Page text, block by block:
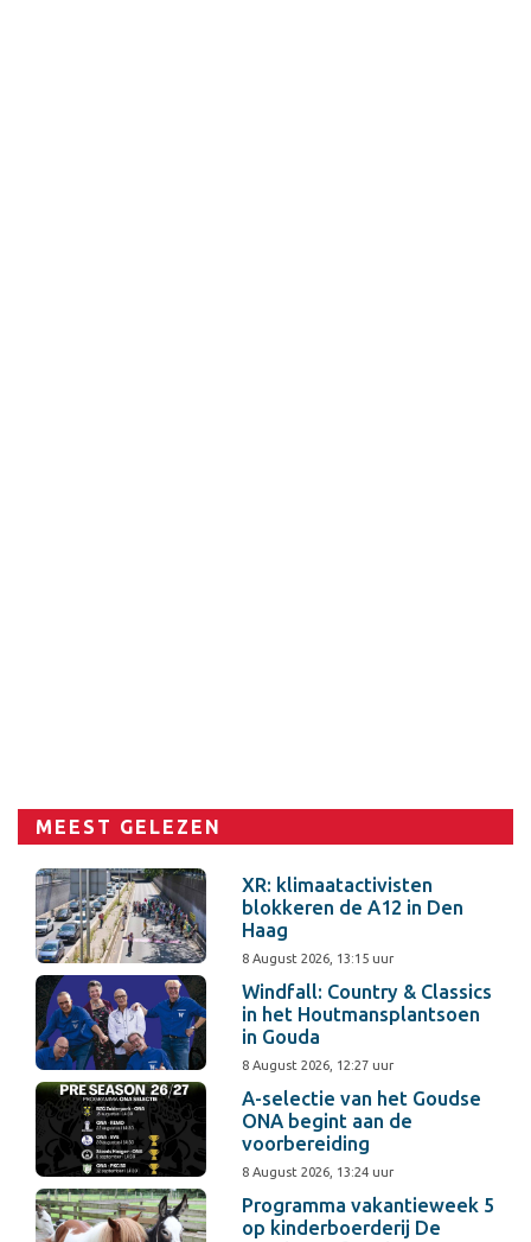
MEEST GELEZEN
XR: klimaatactivisten
blokkeren de A12 in Den
Haag
8 August 2026, 13:15 uur
Windfall: Country & Classics
in het Houtmansplantsoen
in Gouda
8 August 2026, 12:27 uur
A-selectie van het Goudse
ONA begint aan de
voorbereiding
8 August 2026, 13:24 uur
Programma vakantieweek 5
op kinderboerderij De